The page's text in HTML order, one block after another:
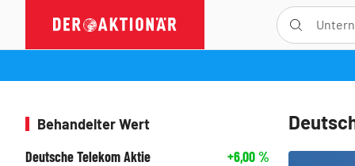
Behandelter Wert
Deutsche Telekom Aktie
+6,00%